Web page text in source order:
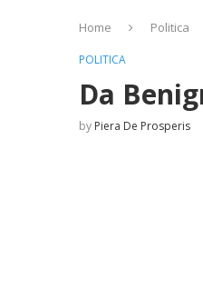
Home Politica
POLITICA
Da
by Piera De Prosperis